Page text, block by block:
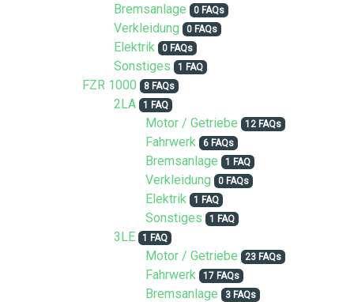
Bremsanlage 0 FAQs
Verkleidung 0 FAQs
Elektrik 0 FAQs
Sonstiges 1 FAQ
FZR 1000 8 FAQs
2LA 1 FAQ
Motor / Getriebe 12 FAQs
Fahrwerk 6 FAQs
Bremsanlage 1 FAQ
Verkleidung 0 FAQs
Elektrik 1 FAQ
Sonstiges 1 FAQ
3LE 1 FAQ
Motor / Getriebe 23 FAQs
Fahrwerk 17 FAQs
Bremsanlage 3 FAQs